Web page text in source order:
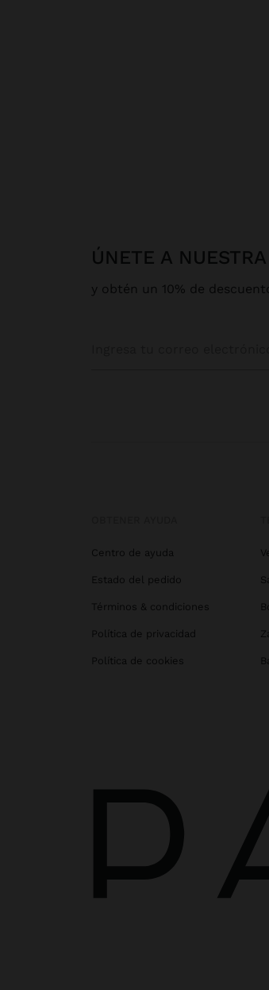
ÚNETE A
y obtén un 10% de
Centro de ayuda
Estado del pedido
Términos & condiciones
Política de privacidad
Política de cookies